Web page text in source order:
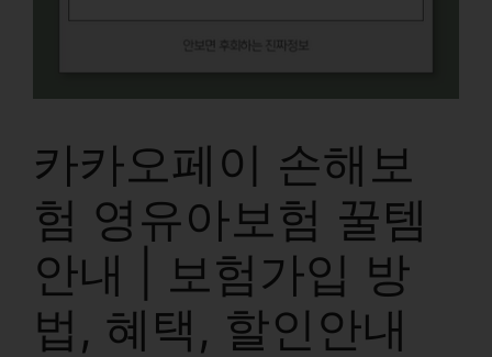
카카오페이 손해보
험 영유아보험 꿀템
안내 | 보험가입 방
법, 혜택, 할인안내